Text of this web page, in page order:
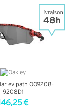
ev path OO9208-
9208D1
€